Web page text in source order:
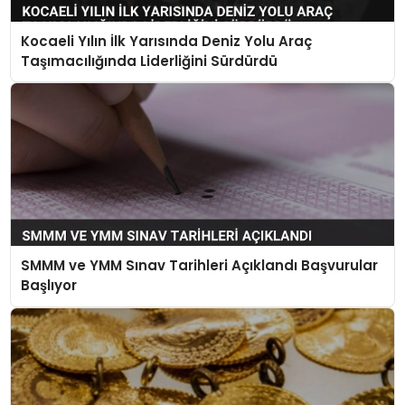
Kocaeli Yılın İlk Yarısında Deniz Yolu Araç
Taşımacılığında Liderliğini Sürdürdü
SMMM ve YMM Sınav Tarihleri Açıklandı Başvurular
Başlıyor